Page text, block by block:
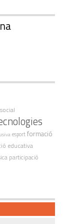
esportformació
educativa
participació